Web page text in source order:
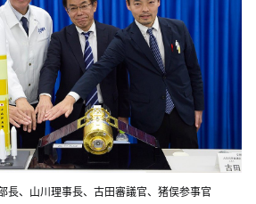
長、山川理事長、古田審議官、猪俣参事官